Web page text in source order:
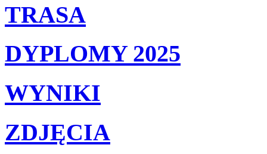
TRASA
DYPLOMY 2025
WYNIKI
ZDJĘCIA